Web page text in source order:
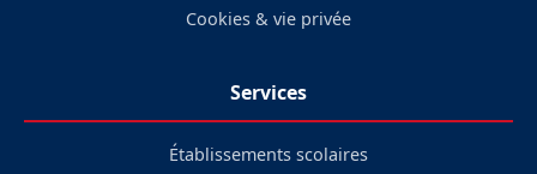
Cookies & vie privée
Services
Établissements scolaires